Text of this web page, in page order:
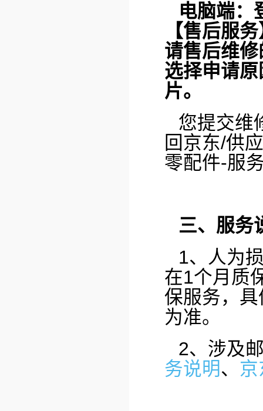
电脑端：
【售后服
请售后维
选择申请
片。
您提交维
回京东/供
零配件-服
三、服务
1、人为
在1个月质
保服务，
为准。
2、涉及
务说明、